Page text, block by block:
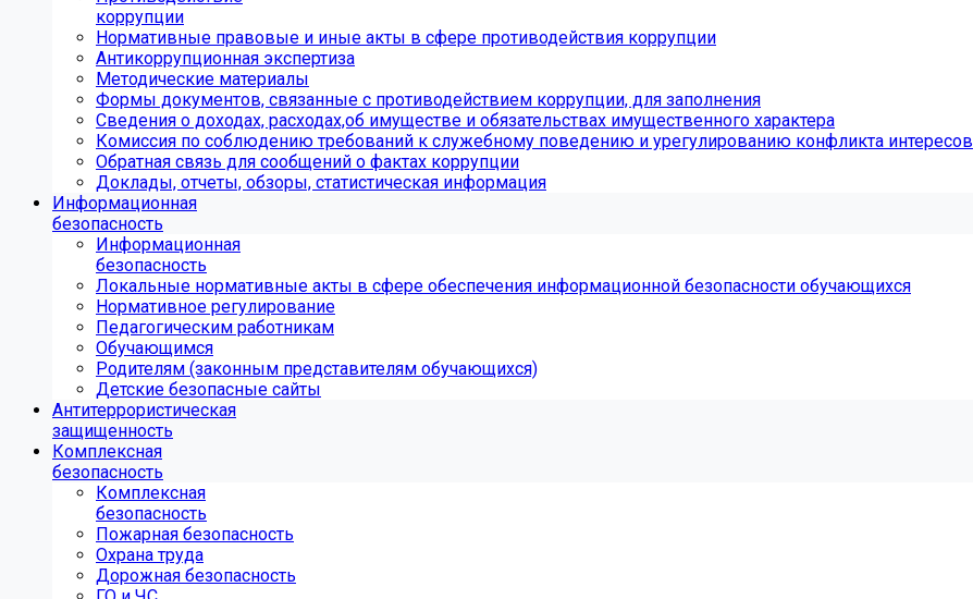
коррупции
Нормативные правовые и иные акты в сфере противодействия коррупции
Антикоррупционная экспертиза
Методические материалы
Формы документов, связанные с противодействием коррупции, для заполнения
Сведения о доходах, расходах,об имуществе и обязательствах имущественного характера
Комиссия по соблюдению требований к служебному поведению и урегулированию конфликта интересов
Обратная связь для сообщений о фактах коррупции
Доклады, отчеты, обзоры, статистическая информация
Информационная
безопасность
Информационная
безопасность
Локальные нормативные акты в сфере обеспечения информационной безопасности обучающихся
Нормативное регулирование
Педагогическим работникам
Обучающимся
Родителям (законным представителям обучающихся)
Детские безопасные сайты
Антитеррористическая
защищенность
Комплексная
безопасность
Комплексная
безопасность
Пожарная безопасность
Охрана труда
Дорожная безопасность